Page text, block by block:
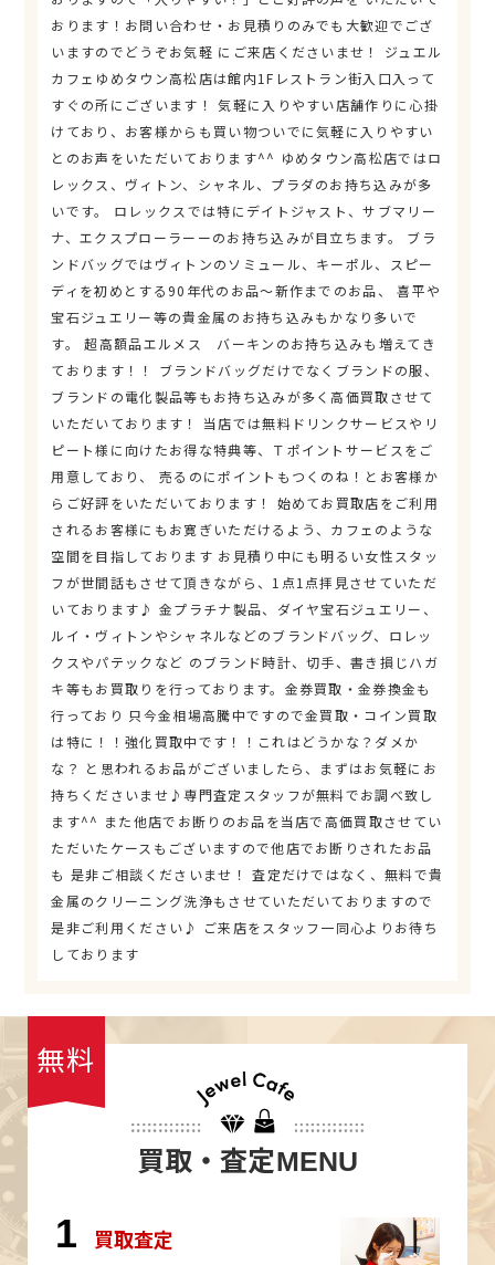
おります！お問い合わせ・お見積りのみでも大歓迎でござ
いますのでどうぞお気軽 にご来店くださいませ！ ジュエル
カフェゆめタウン高松店は館内1Fレストラン街入口入って
すぐの所にございます！ 気軽に入りやすい店舗作りに心掛
けており、お客様からも買い物ついでに気軽に入りやすい
とのお声をいただいております^^ ゆめタウン高松店ではロ
レックス、ヴィトン、シャネル、プラダのお持ち込みが多
いです。 ロレックスでは特にデイトジャスト、サブマリー
ナ、エクスプローラーーのお持ち込みが目立ちます。 ブラ
ンドバッグではヴィトンのソミュール、キーポル、スピー
ディを初めとする90年代のお品～新作までのお品、 喜平や
宝石ジュエリー等の貴金属のお持ち込みもかなり多いで
す。 超高額品エルメス バーキンのお持ち込みも増えてき
ております！！ ブランドバッグだけでなくブランドの服、
ブランドの電化製品等もお持ち込みが多く高価買取させて
いただいております！ 当店では無料ドリンクサービスやリ
ピート様に向けたお得な特典等、Ｔポイントサービスをご
用意しており、 売るのにポイントもつくのね！とお客様か
らご好評をいただいております！ 始めてお買取店をご利用
されるお客様にもお寛ぎいただけるよう、カフェのような
空間を目指しております お見積り中にも明るい女性スタッ
フが世間話もさせて頂きながら、1点1点拝見させていただ
いております♪ 金プラチナ製品、ダイヤ宝石ジュエリー、
ルイ・ヴィトンやシャネルなどのブランドバッグ、ロレッ
クスやパテックなど のブランド時計、切手、書き損じハガ
キ等もお買取りを行っております。金券買取・金券換金も
行っており 只今金相場高騰中ですので金買取・コイン買取
は特に！！強化買取中です！！これはどうかな？ダメか
な？ と思われるお品がございましたら、まずはお気軽にお
持ちくださいませ♪専門査定スタッフが無料でお調べ致し
ます^^ また他店でお断りのお品を当店で高価買取させてい
ただいたケースもございますので他店でお断りされたお品
も 是非ご相談くださいませ！ 査定だけではなく、無料で貴
金属のクリーニング洗浄もさせていただいておりますので
是非ご利用ください♪ ご来店をスタッフ一同心よりお待ち
しております
無料
買取・査定MENU
1 買取査定